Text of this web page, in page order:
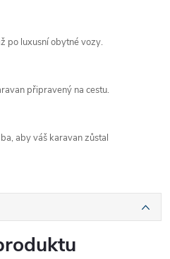
po luxusní obytné vozy.
připravený na cestu.
aby váš karavan zůstal